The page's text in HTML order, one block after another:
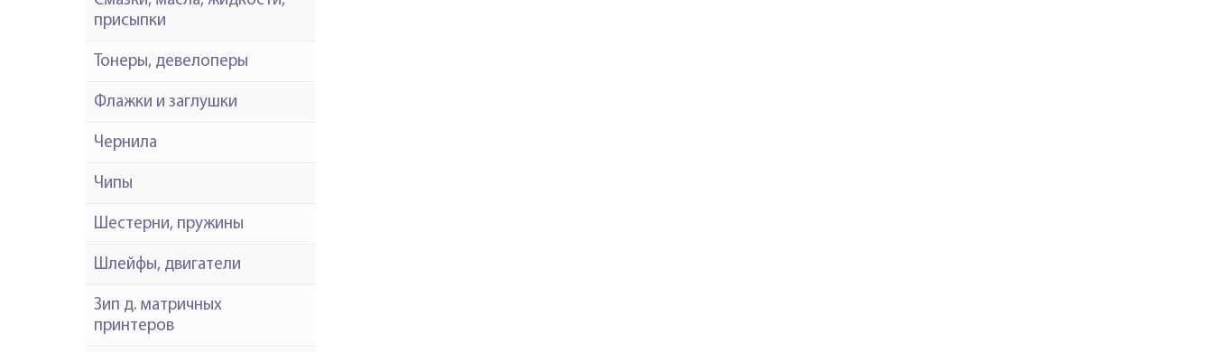
присыпки
Тонеры, девелоперы
Флажки и заглушки
Чернила
Чипы
Шестерни, пружины
Шлейфы, двигатели
Зип д. матричных
принтеров